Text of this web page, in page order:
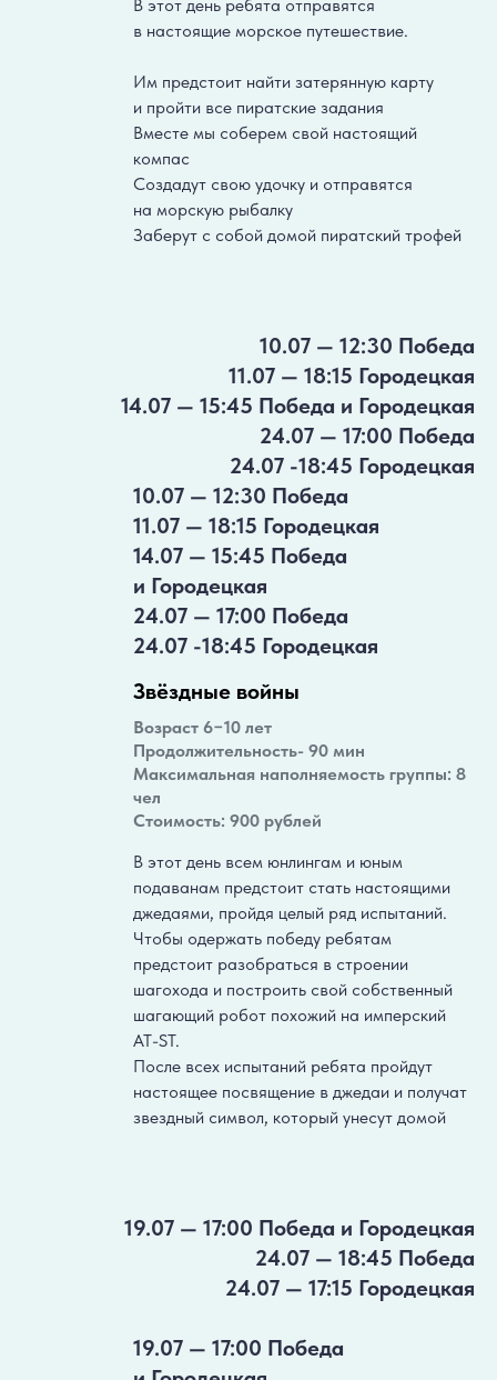
В этот день ребята отправятся
в настоящие морское путешествие.
Им предстоит найти затерянную карту
и пройти все пиратские задания
Вместе мы соберем свой настоящий
компас
Создадут свою удочку и отправятся
на морскую рыбалку
Заберут с собой домой пиратский трофей
10.07 — 12:30 Победа
11.07 — 18:15 Городецкая
14.07 — 15:45 Победа и Городецкая
24.07 — 17:00 Победа
24.07 -18:45 Городецкая
10.07 — 12:30 Победа
11.07 — 18:15 Городецкая
14.07 — 15:45 Победа
и Городецкая
24.07 — 17:00 Победа
24.07 -18:45 Городецкая
Звёздные войны
Возраст 6−10 лет
Продолжительность- 90 мин
Максимальная наполняемость группы: 8
чел
Стоимость: 900 рублей
В этот день всем юнлингам и юным
подаванам предстоит стать настоящими
джедаями, пройдя целый ряд испытаний.
Чтобы одержать победу ребятам
предстоит разобраться в строении
шагохода и построить свой собственный
шагающий робот похожий на имперский
AT-ST.
После всех испытаний ребята пройдут
настоящее посвящение в джедаи и получат
звездный символ, который унесут домой
19.07 — 17:00 Победа и Городецкая
24.07 — 18:45 Победа
24.07 — 17:15 Городецкая
19.07 — 17:00 Победа
ЗАПИСАТЬСЯ